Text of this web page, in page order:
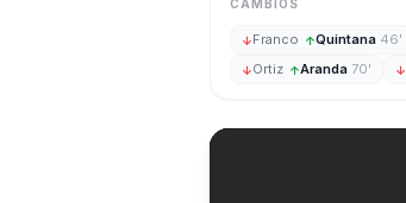
CAMBIOS
↓Franco · ↑Quintana 46'
↓Ortiz· ↑Aranda 70' ↓